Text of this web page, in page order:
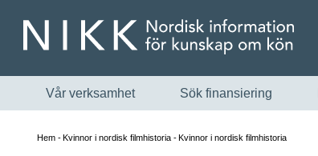
Vår verksamhet Sök finansiering
Hem Kvinnor i nordisk filmhistoria Kvinnor i nordisk filmhistoria